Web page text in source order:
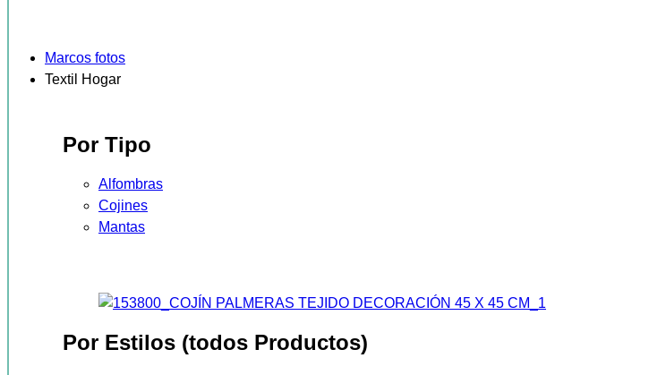
Marcos fotos
Textil Hogar
Por Tipo
Alfombras
Cojines
Mantas
Por Estilos (todos Productos)